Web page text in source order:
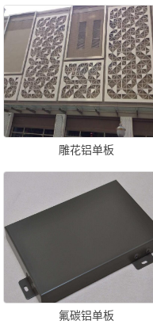
雕花铝单板
氟碳铝单板